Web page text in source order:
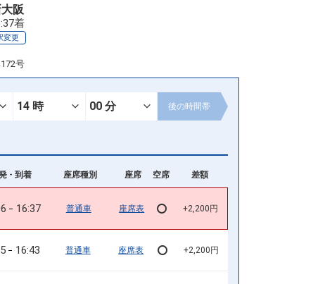
阪
着
変更
号
後の時間帯
- 到着 座席種別 座席 空席 差額
16:37 普通車 座席表 +2,200円
16:43 普通車 座席表 +2,200円